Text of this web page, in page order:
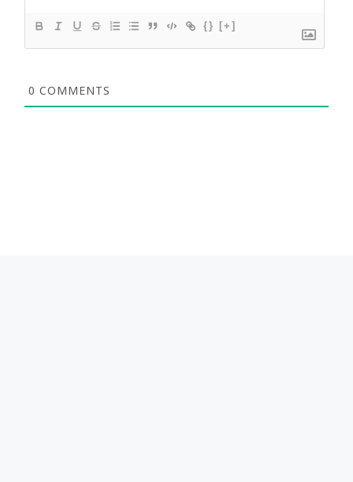
{} [+]
0 COMMENTS